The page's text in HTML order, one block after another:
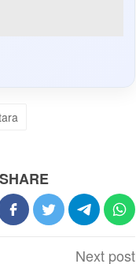
SHARE
Next post